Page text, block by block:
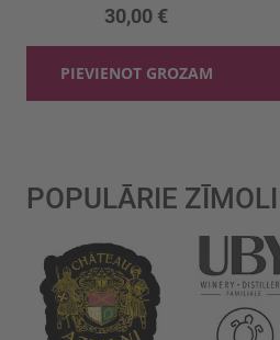
30,00 €
PIEVIENOT GROZAM
POPULĀRIE ZĪMOLI